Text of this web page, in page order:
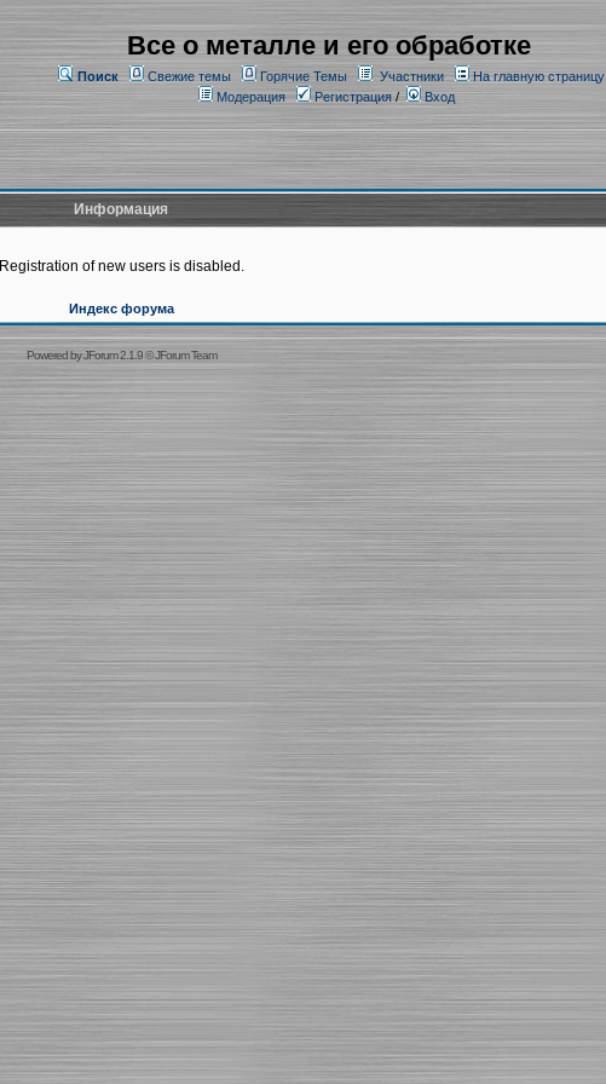
Все о металле и его обработке
Поиск Свежие темы Горячие Темы Участники
На главную страницу
Модерация
Регистрация/ Вход
Информация
Registration of new users is disabled.
Индекс форума
Powered byJForum 2.1.9©JForum Team